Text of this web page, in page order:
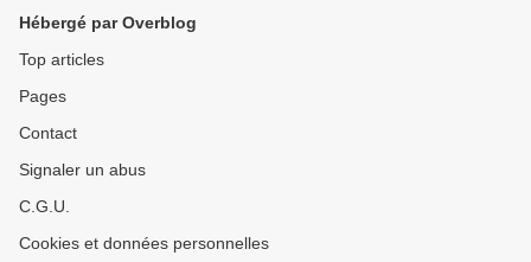
Hébergé par Overblog
Top articles
Pages
Contact
Signaler un abus
C.G.U.
Cookies et données personnelles